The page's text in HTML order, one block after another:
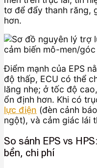
tơ để đẩy thanh răng,
hơn.
Điểm mạnh của EPS
độ thấp, ECU có thể
lăng nhẹ; ở tốc độ
ổn định hơn. Khi có
lực điện (đèn cảnh
ngột), và cảm giác lái
So sánh EPS vs
bền, chi phí